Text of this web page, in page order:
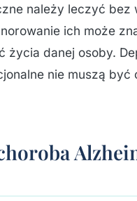
należy leczyć bez
ich może
życia danej osoby.
nie muszą być